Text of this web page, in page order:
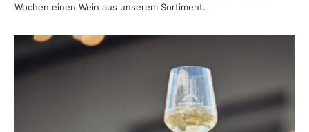
Wochen einen Wein aus unserem Sortiment.